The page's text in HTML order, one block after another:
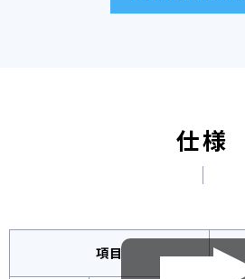
仕様
項目